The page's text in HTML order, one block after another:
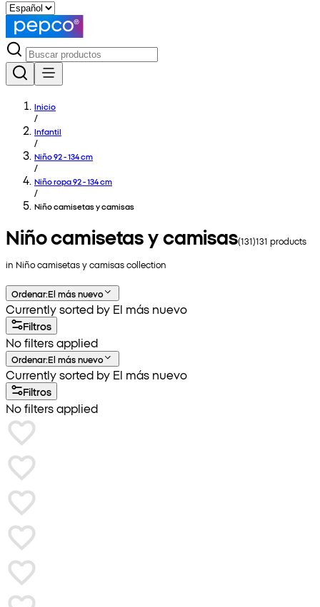
Inicio
/
Infantil
/
Niño 92 - 134 cm
/
Niño ropa 92 - 134 cm
/
Niño camisetas y camisas
Niño camisetas y camisas(131)131 products
in Niño camisetas y camisascollection
Ordenar:El más nuevo
Currently sorted by El más nuevo
Filtros
No filters applied
Ordenar:El más nuevo
Currently sorted by El más nuevo
Filtros
No filters applied